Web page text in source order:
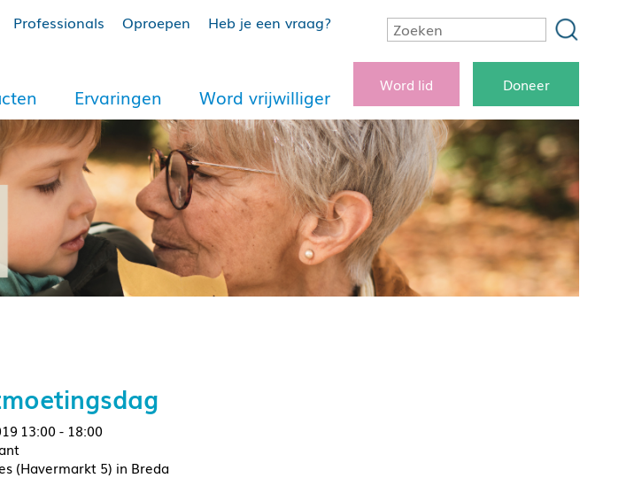
Professionals Oproepen Heb je een vraag?
Ervaringen Word vrijwilliger
Word lid Doneer
13:00 - 18:00
(Havermarkt 5) in Breda